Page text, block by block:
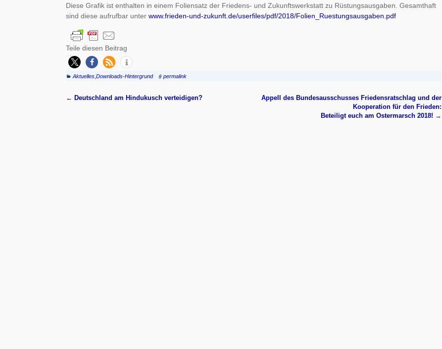
Diese Grafik ist enthalten in einem Foliensatz der Friedens- und Zukunftswerkstatt zu Rüstungsausgaben. Gesamthaft
sind diese aufrufbar unter www.frieden-und-zukunft.de/userfiles/pdf/2018/Folien_Ruestungsausgaben.pdf
Teile diesen Beitrag
Aktuelles, Downloads-Hintergrund permalink
← Deutschland am Hindukusch verteidigen?
Appell des Bundesausschusses Friedensratschlag und der
Kooperation für den Frieden:
Beteiligt euch am Ostermarsch 2018! →